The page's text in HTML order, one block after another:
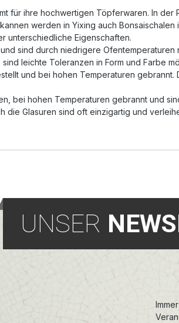
für ihre hochwertigen Töpferwaren. In
werden in Yixing auch
unterschiedliche Eigenschaften.
sind durch niedrigere
leichte Toleranzen in Form und Farbe
und bei hohen Temperaturen
bei hohen Temperaturen gebrannt und
die Glasuren sind oft einzigartig und
UNSER